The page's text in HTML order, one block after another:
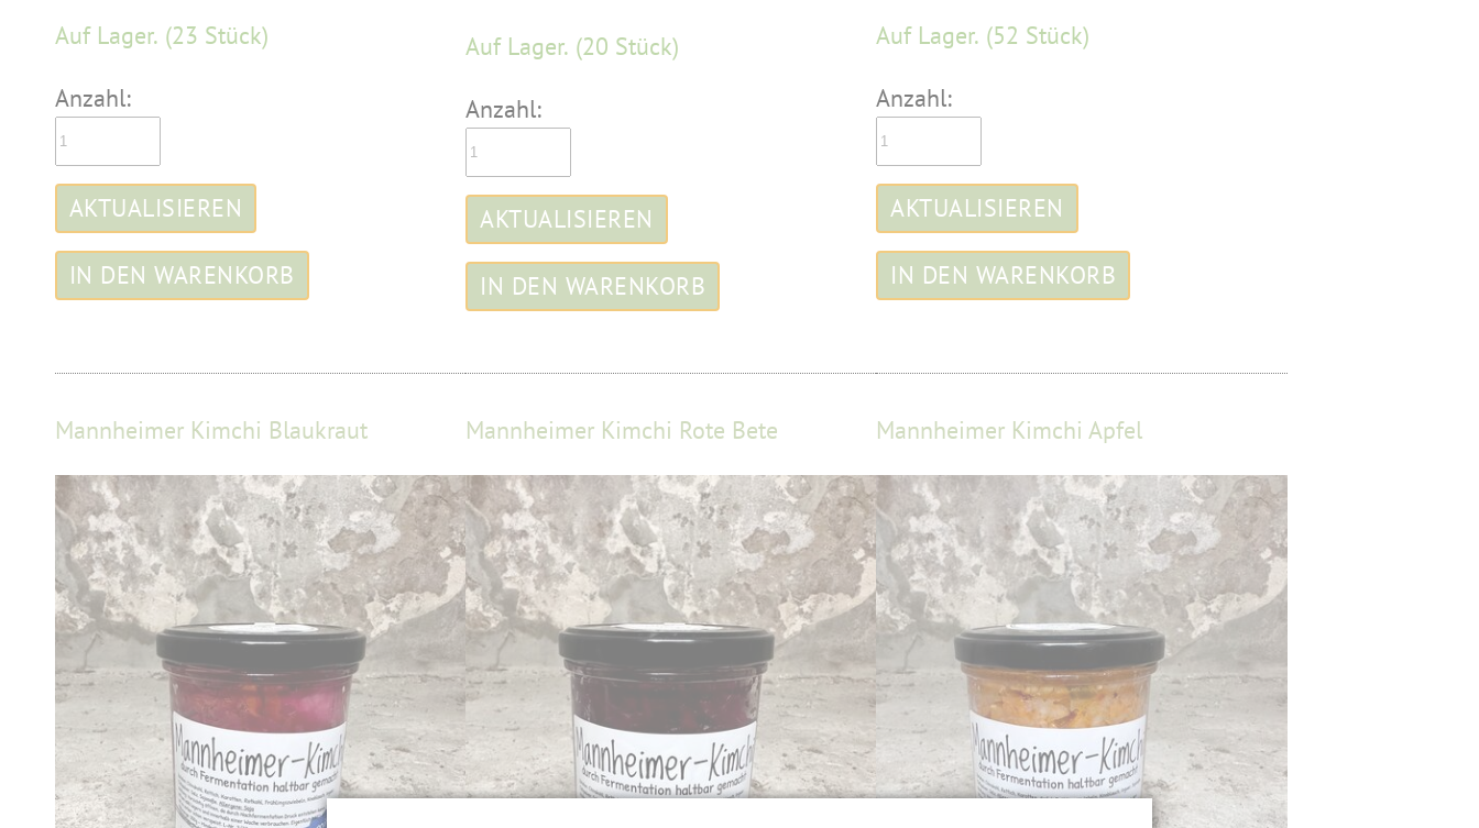
Auf Lager. (23 Stück)
Anzahl:
Auf Lager. (20 Stück)
Anzahl:
Auf Lager. (52 Stück)
Anzahl:
Mannheimer Kimchi Blaukraut Mannheimer Kimchi Rote Bete Mannheimer Kimchi Apfel